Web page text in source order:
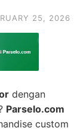
25, 2026
dengan
Parselo.com
custom